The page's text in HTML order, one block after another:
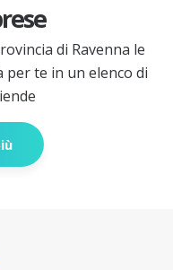
di Ravenna le
per te in un elenco di